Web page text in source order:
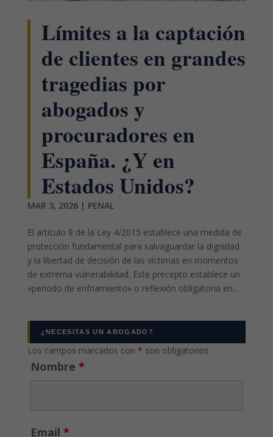
Límites a la captación
de clientes en grandes
tragedias por
abogados y
procuradores en
España. ¿Y en
Estados Unidos?
MAR 3, 2026| PENAL
El artículo 8 de la Ley 4/2015 establece una medida de
protección fundamental para salvaguardar la dignidad
y la libertad de decisión de las víctimas en momentos
de extrema vulnerabilidad. Este precepto establece un
«periodo de enfriamiento» o reflexión obligatoria en...
¿NECESITAS UN ABOGADO?
Los campos marcados con * son obligatorios
Nombre *
Email *